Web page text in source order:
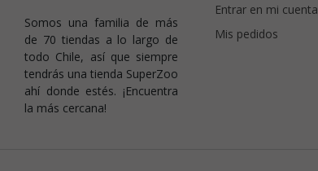
Somos una familia de más
de 70 tiendas a lo largo de
todo Chile, así que siempre
tendrás una tienda SuperZoo
ahí donde estés. ¡Encuentra
la más cercana!
Entrar en mi cuenta
Mis pedidos